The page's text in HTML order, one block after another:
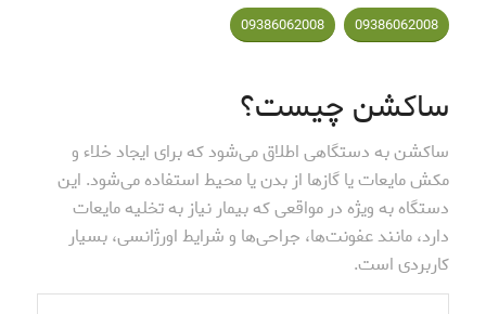
09386062008
09386062008
ساکشن چیست؟
ساکشن به دستگاهی اطلاق می‌شود که برای ایجاد خلاء و
مکش مایعات یا گازها از بدن یا محیط استفاده می‌شود. این
دستگاه به ویژه در مواقعی که بیمار نیاز به تخلیه مایعات
دارد، مانند عفونت‌ها، جراحی‌ها و شرایط اورژانسی، بسیار
کاربردی است.